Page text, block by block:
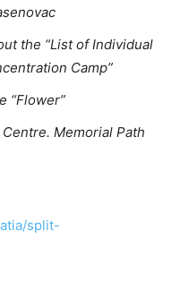
the “List of Individual
Camp”
“Flower”
Memorial Path
split-